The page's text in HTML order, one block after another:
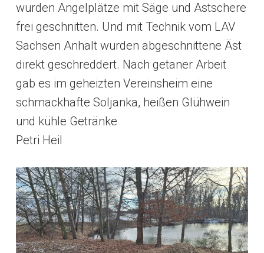
wurden Angelplätze mit Säge und Astschere
frei geschnitten. Und mit Technik vom LAV
Sachsen Anhalt wurden abgeschnittene Äst
direkt geschreddert. Nach getaner Arbeit
gab es im geheizten Vereinsheim eine
schmackhafte Soljanka, heißen Glühwein
und kühle Getränke
Petri Heil